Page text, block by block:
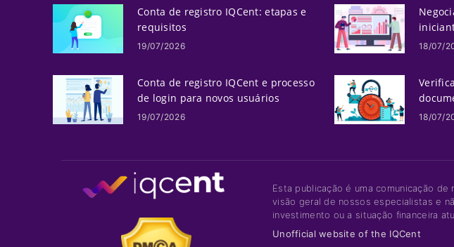
Conta de registro IQCent: etapas e
requisitos
19/07/2026
Conta de registro IQCent e processo
de login para novos usuários
19/07/2026
18/07/
18/07/
Esta publicação é uma comunicação
visão geral de nossos especialistas e
investimento ou a situação financeira
Unofficial website of the IQCent